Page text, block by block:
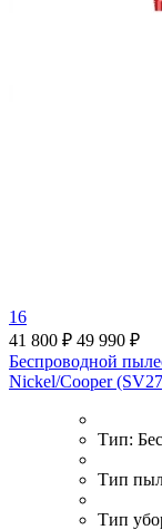
16
41 800 ₽ 49 990 ₽
Беспроводной
Nickel/Cooper
Тип:
Тип
Тип